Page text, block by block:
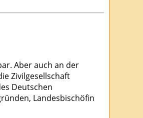
Aber auch an der
Zivilgesellschaft
Deutschen
Landesbischöfin